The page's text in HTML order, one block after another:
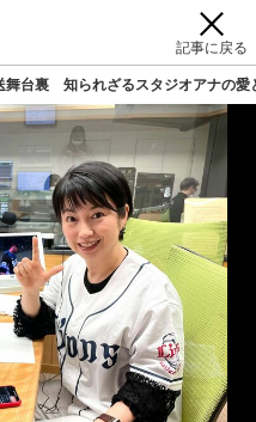
記事に戻る
舞台裏 知られざるスタジオアナの愛